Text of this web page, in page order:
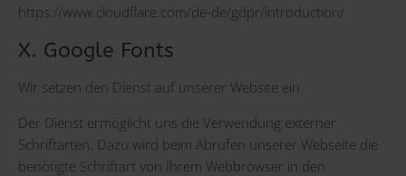
https://www.cloudflare.com/de-de/gdpr/introduction/
X. Google Fonts
Wir setzen den Dienst auf unserer Website ein.
Der Dienst ermöglicht uns die Verwendung externer
Schriftarten. Dazu wird beim Abrufen unserer Webseite die
benötigte Schriftart von Ihrem Webbrowser in den